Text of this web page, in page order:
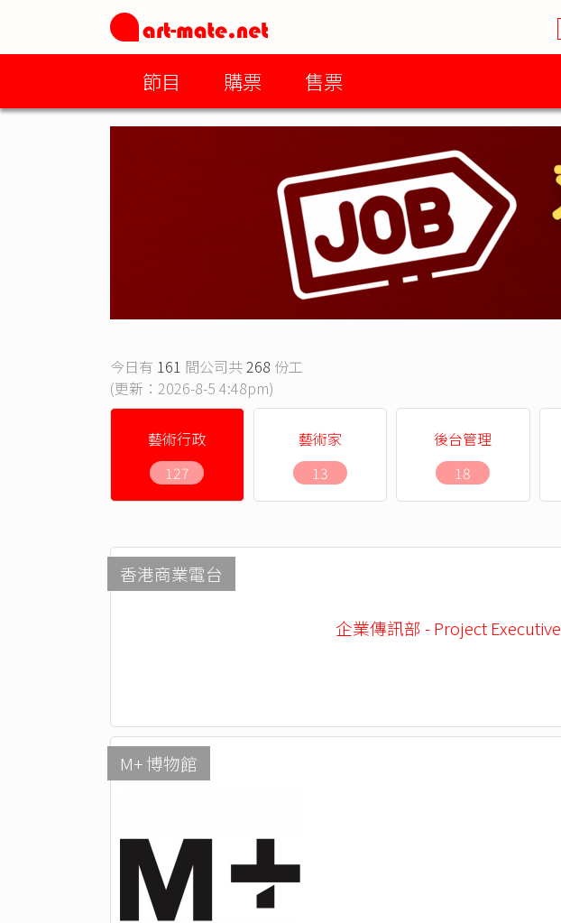
節目 購票 售票
今日有 161 間公司共268 份工
(更新：2026-8-5 4:48pm)
藝術行政
127
藝術家
13
後台管理
18
香港商業電台
企業傳訊部 - Project Executive
M+ 博物館